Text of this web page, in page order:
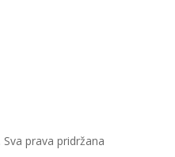
prava pridržana